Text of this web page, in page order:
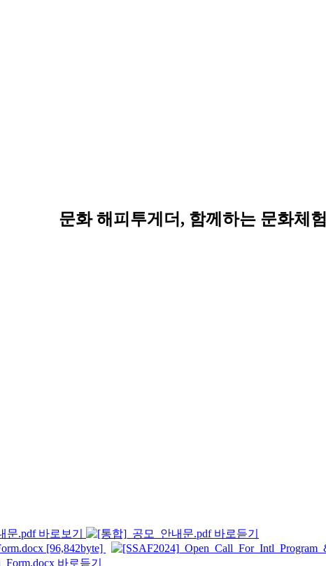
문화 해피투게더, 함께하는 문화체험
[96,842byte]